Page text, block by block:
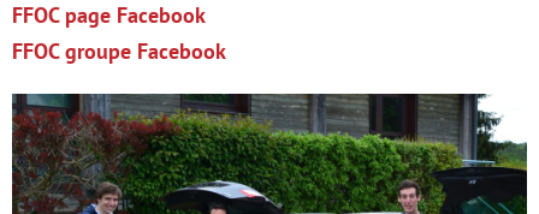
FFOC page Facebook
FFOC groupe Facebook